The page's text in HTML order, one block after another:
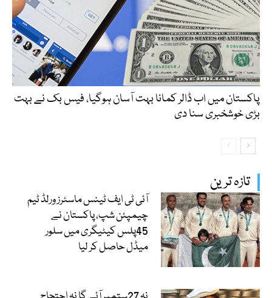
تازہ ترین
آئی ٹی ایف ٹینس ماسٹرز ورلڈ ٹیم
چیمپئن شپ، پاکستان نے
45پلس کیٹیگری میں سلور
میڈل حاصل کر لیا
پاکستان میں اب ڈالر کمانا بہت آسان ہوگیا، فیس بک نے بہت
بڑی خوشخبری سنا دی